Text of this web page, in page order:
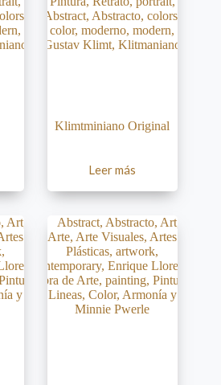
Klimtminiano Original
Leer más